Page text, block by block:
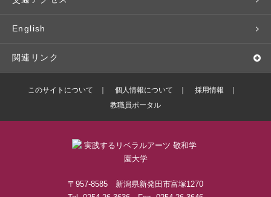
学修支援の体制
学生支援制度
奨学金・特待生（在学生向け）
社会で活躍する卒業生
社会人・シニア入学
施設・設備の貸し出し
情報メディア研究所
研究論文
出版物
English
関連リンク
バドミントン部ブログ
敬和学園高等学校
このサイトについて 個人情報について
採用情報
教職員ポータル
〒957-8585 新潟県新発田市富塚1270